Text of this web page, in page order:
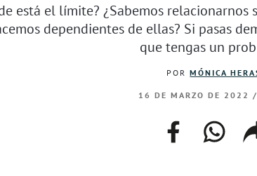
está el límite? ¿Sabemos relacionarnos
dependientes de ellas? Si pasas
que tengas un
PORMÓNICA
16 DE MARZO DE 2022
facebook
web